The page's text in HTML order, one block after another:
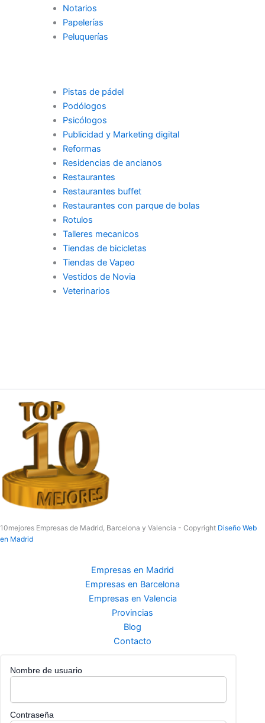
Notarios
Papelerías
Peluquerías
Pistas de pádel
Podólogos
Psicólogos
Publicidad y Marketing digital
Reformas
Residencias de ancianos
Restaurantes
Restaurantes buffet
Restaurantes con parque de bolas
Rotulos
Talleres mecanicos
Tiendas de bicicletas
Tiendas de Vapeo
Vestidos de Novia
Veterinarios
10mejores Empresas de Madrid, Barcelona y Valencia - Copyright Diseño Web
en Madrid
Empresas en Madrid
Empresas en Barcelona
Empresas en Valencia
Provincias
Blog
Contacto
Nombre de usuario
Contraseña